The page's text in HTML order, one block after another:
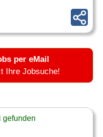
per eMail
Ihre Jobsuche!
gefunden